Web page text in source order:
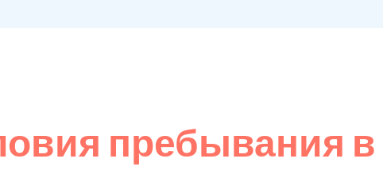
пребывания в